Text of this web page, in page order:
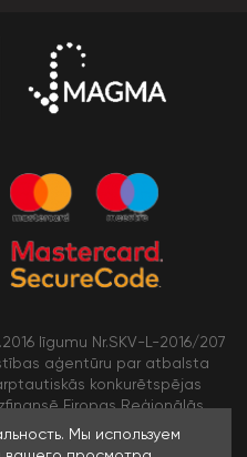
līgumu Nr.SKV-L-2016/207
aģentūru par atbalsta
konkurētspējas
Eiropas Reģionālās
Мы используем